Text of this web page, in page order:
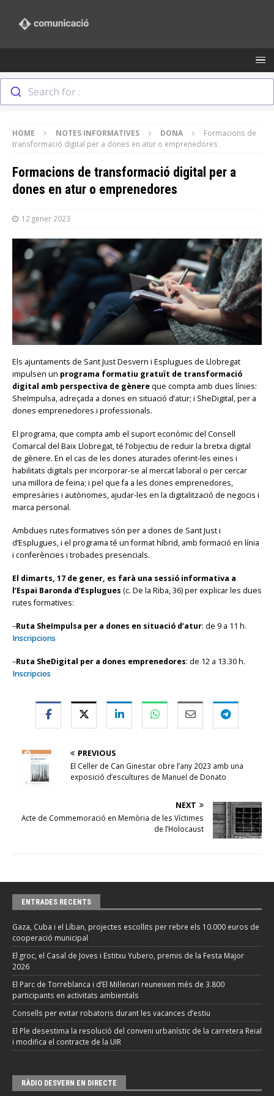
Search for :
HOME NOTES INFORMATIVES DONA
Formacions de
transformació digital per a dones en atur o emprenedores
Formacions de transformació digital per a
dones en atur o emprenedores
12 gener 2023
Els ajuntaments de Sant Just Desvern i Esplugues de Llobregat
impulsen un programa formatiu gratuït de transformació
digital amb perspectiva de gènereque compta amb dues línies:
SheImpulsa, adreçada a dones en situació d’atur; i SheDigital, per a
dones emprenedores i professionals.
El programa, que compta amb el suport econòmic del Consell
Comarcal del Baix Llobregat, té l’objectiu de reduir la bretxa digital
de gènere. En el cas de les dones aturades oferint-les eines i
habilitats digitals per incorporar-se al mercat laboral o per cercar
una millora de feina; i pel que fa a les dones emprenedores,
empresàries i autònomes, ajudar-les en la digitalització de negocis i
marca personal.
Ambdues rutes formatives són per a dones de Sant Just i
d’Esplugues, i el programa té un format híbrid, amb formació en línia
i conferències i trobades presencials.
El dimarts, 17 de gener, es farà una sessió informativa a
l’Espai Baronda d’Esplugues (c. De la Riba, 36) per explicar les dues
rutes formatives:
–Ruta SheImpulsa per a dones en situació d’atur: de 9 a 11 h.
Inscripcions
–Ruta SheDigital per a dones emprenedores: de 12 a 13.30 h.
Inscripcios
PREVIOUS
El Celler de Can Ginestar obre l’any 2023 amb una
exposició d’escultures de Manuel de Donato
NEXT
Acte de Commemoració en Memòria de les Víctimes
de l’Holocaust
ENTRADES RECENTS
Gaza, Cuba i el Líban, projectes escollits per rebre els 10.000 euros de
cooperació municipal
El groc, el Casal de Joves i Estitxu Yubero, premis de la Festa Major
2026
El Parc de Torreblanca i d’El Mil·lenari reuneixen més de 3.800
participants en activitats ambientals
Consells per evitar robatoris durant les vacances d’estiu
El Ple desestima la resolució del conveni urbanístic de la carretera Reial
i modifica el contracte de la UIR
RÀDIO DESVERN EN DIRECTE